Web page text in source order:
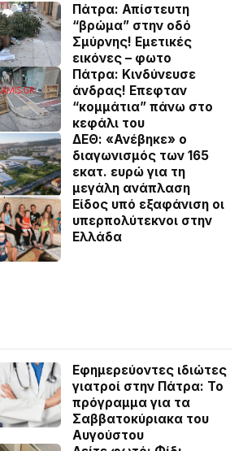
Πάτρα: Απίστευτη
“βρώμα” στην οδό
Σμύρνης! Εμετικές
εικόνες – φωτο
Πάτρα: Κινδύνευσε
άνδρας! Επεφταν
“κομμάτια” πάνω στο
κεφάλι του
ΔΕΘ: «Ανέβηκε» ο
διαγωνισμός των 165
εκατ. ευρώ για τη
μεγάλη ανάπλαση
Είδος υπό εξαφάνιση οι
υπερπολύτεκνοι στην
Ελλάδα
Εφημερεύοντες ιδιώτες
γιατροί στην Πάτρα: Το
πρόγραμμα για τα
Σαββατοκύριακα του
Αυγούστου